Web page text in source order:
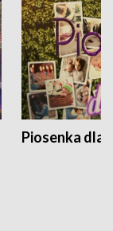
Piosenka dla